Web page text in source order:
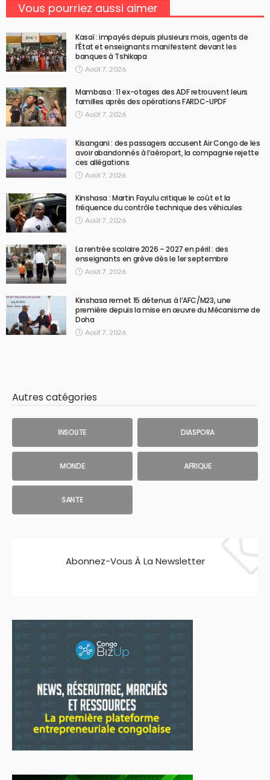
Vous pourriez aussi aimer
Kasaï : impayés depuis plusieurs mois, agents de
l’État et enseignants manifestent devant les
banques à Tshikapa
Août 7, 2026
Mambasa : 11 ex-otages des ADF retrouvent leurs
familles après des opérations FARDC-UPDF
Août 7, 2026
Kisangani : des passagers accusent Air Congo de les
avoir abandonnés à l’aéroport, la compagnie rejette
ces allégations
Août 7, 2026
Kinshasa : Martin Fayulu critique le coût et la
fréquence du contrôle technique des véhicules
Août 7, 2026
La rentrée scolaire 2026 – 2027 en péril : des
enseignants en grève dès le 1er septembre
Août 7, 2026
Kinshasa remet 15 détenus à l’AFC/M23, une
première depuis la mise en œuvre du Mécanisme de
Doha
Août 7, 2026
Autres catégories
INSOLITE DIASPORA
MONDE AFRIQUE
SANTE
Abonnez-Vous À La Newsletter